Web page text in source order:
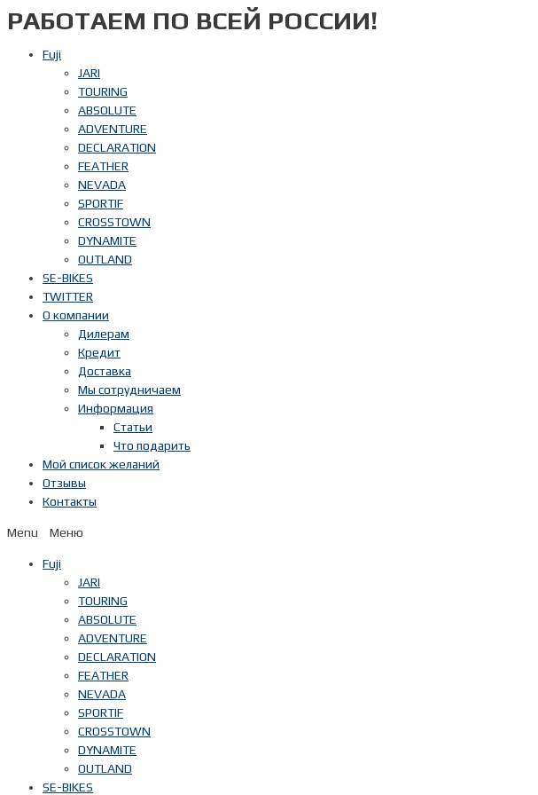
Перейти
к
содержимому
РАБОТАЕМ ПО ВСЕЙ РОССИИ!
Fuji
JARI
TOURING
ABSOLUTE
ADVENTURE
DECLARATION
FEATHER
NEVADA
SPORTIF
CROSSTOWN
DYNAMITE
OUTLAND
SE-BIKES
TWITTER
О компании
Дилерам
Кредит
Доставка
Мы сотрудничаем
Информация
Статьи
Что подарить
Мой список желаний
Отзывы
Контакты
Menu
Fuji
JARI
TOURING
ABSOLUTE
ADVENTURE
DECLARATION
FEATHER
NEVADA
SPORTIF
CROSSTOWN
DYNAMITE
OUTLAND
SE-BIKES